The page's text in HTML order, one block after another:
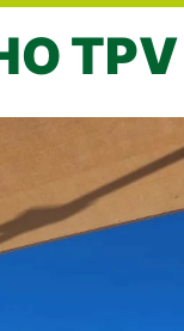
TPV